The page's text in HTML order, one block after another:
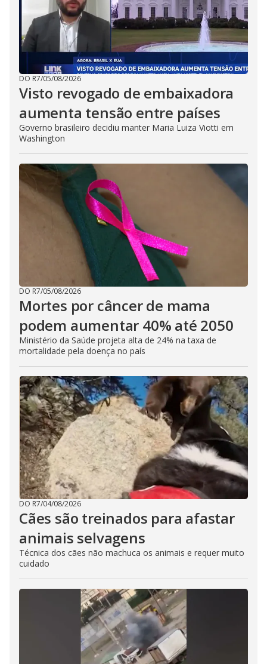
DO R7/05/08/2026
Visto revogado de embaixadora
aumenta tensão entre países
Governo brasileiro decidiu manter Maria Luiza Viotti em
Washington
DO R7/05/08/2026
Mortes por câncer de mama
podem aumentar 40% até 2050
Ministério da Saúde projeta alta de 24% na taxa de
mortalidade pela doença no país
DO R7/04/08/2026
Cães são treinados para afastar
animais selvagens
Técnica dos cães não machuca os animais e requer muito
cuidado